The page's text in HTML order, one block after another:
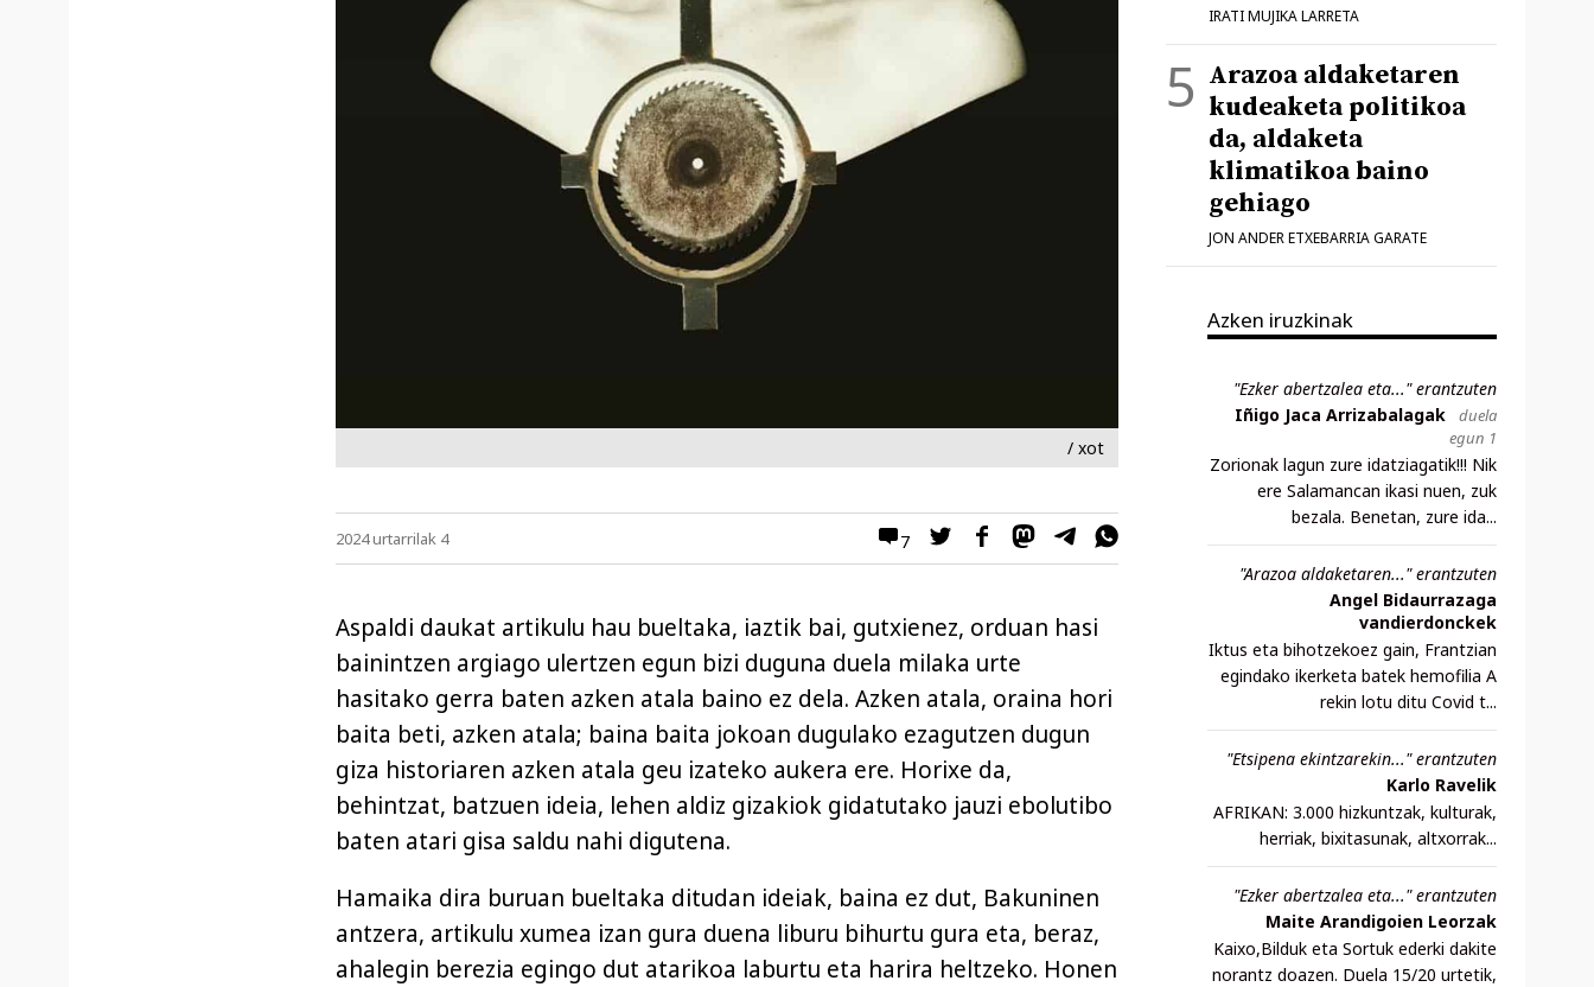
/ xot
7
2024 urtarrilak 4
Aspaldi daukat artikulu hau bueltaka, iaztik bai, gutxienez, orduan hasi
bainintzen argiago ulertzen egun bizi duguna duela milaka urte
hasitako gerra baten azken atala baino ez dela. Azken atala, oraina hori
baita beti, azken atala; baina baita jokoan dugulako ezagutzen dugun
giza historiaren azken atala geu izateko aukera ere. Horixe da,
behintzat, batzuen ideia, lehen aldiz gizakiok gidatutako jauzi ebolutibo
baten atari gisa saldu nahi digutena.
Hamaika dira buruan bueltaka ditudan ideiak, baina ez dut, Bakuninen
antzera, artikulu xumea izan gura duena liburu bihurtu gura eta, beraz,
ahalegin berezia egingo dut atarikoa laburtu eta harira heltzeko. Honen
IRATI MUJIKA LARRETA
Arazoa aldaketaren
kudeaketa politikoa
da, aldaketa
klimatikoa baino
gehiago
JON ANDER ETXEBARRIA GARATE
Azken iruzkinak
"Ezker abertzalea eta..." erantzuten
Iñigo Jaca Arrizabalagak
duela
egun 1
Zorionak lagun zure idatziagatik!!! Nik
ere Salamancan ikasi nuen, zuk
bezala. Benetan, zure ida...
"Arazoa aldaketaren..." erantzuten
Angel Bidaurrazaga
vandierdonckek
Iktus eta bihotzekoez gain, Frantzian
egindako ikerketa batek hemofilia A
rekin lotu ditu Covid t...
"Etsipena ekintzarekin..." erantzuten
Karlo Ravelik
AFRIKAN: 3.000 hizkuntzak, kulturak,
herriak, bixitasunak, altxorrak...
"Ezker abertzalea eta..." erantzuten
Maite Arandigoien Leorzak
Kaixo,Bilduk eta Sortuk ederki dakite
norantz doazen. Duela 15/20 urtetik,